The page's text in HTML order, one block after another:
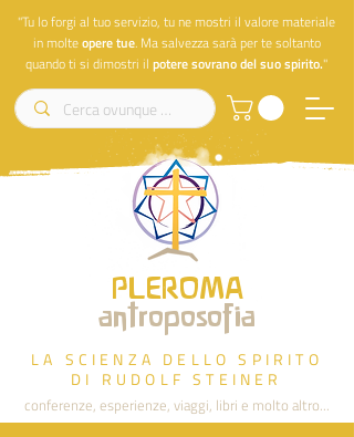
"Tu lo forgi al tuo servizio, tu ne mostri il valore materiale
in molteoperetue. Ma salvezza sarà per te soltanto
quando ti si dimostri il potere sovrano del suo spirito."
PLEROMA
antroposofia
LA SCIENZA DELLO SPIRITO
DI RUDOLF STEINER
conferenze, esperienze, viaggi, libri e molto altro...